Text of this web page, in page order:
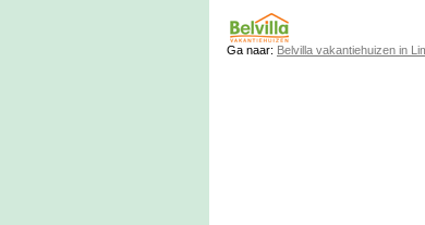
Ga naar: Belvilla vakantiehuizen in